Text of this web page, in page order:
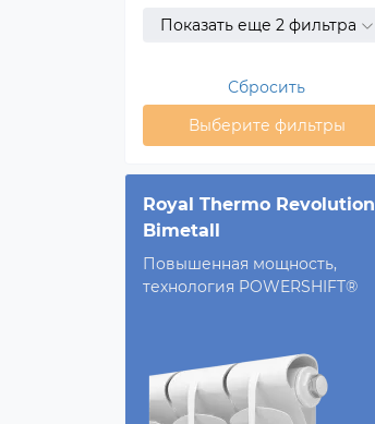
Показать еще 2 фильтра
Сбросить
Выберите фильтры
Royal Thermo Revolution
Bimetall
Повышенная мощность,
технология POWERSHIFT®